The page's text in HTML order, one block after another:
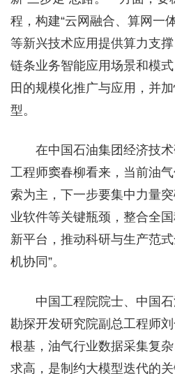
程，构建“云网融合、算网一
等新兴技术应用提供算力支
链条业务智能应用场景和模
田的规模化推广与应用，并
型。
在中国石油集团经济技
工程师窦春柳看来，当前油
索为主，下一步要集中力量
业软件等关键瓶颈，整合全
新平台，推动科研与生产范
机协同”。
中国工程院院士、中国
勘探开发研究院副总工程师
根基，油气行业数据采集复
求高，是制约大模型迭代的